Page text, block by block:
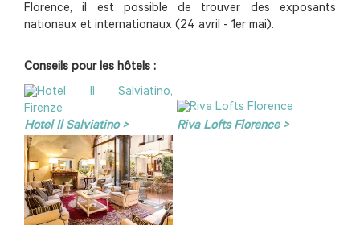
Florence, il est possible de trouver des exposants
nationaux et internationaux (24 avril - 1er mai).
Conseils pour les hôtels :
Hotel Il Salviatino > Riva Lofts Florence >